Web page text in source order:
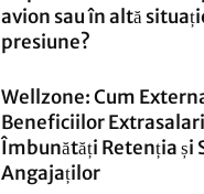
avion sau în altă
presiune?
Wellzone: Cum
Beneficiilor
Îmbunătăți Retenția și
Angajaților